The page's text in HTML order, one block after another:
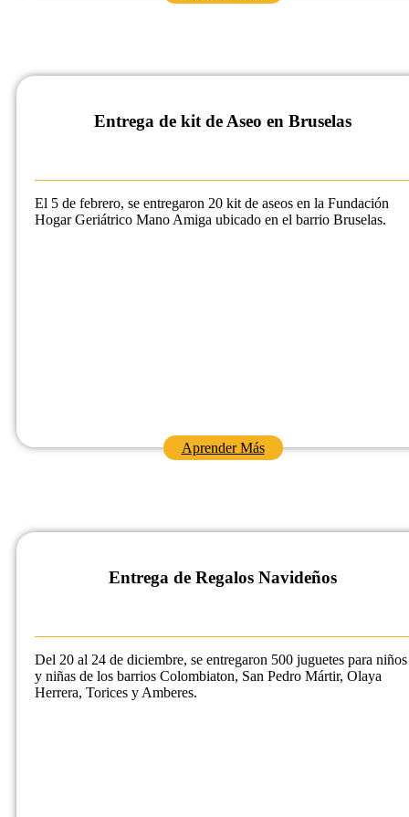
Entrega de kit de Aseo en Bruselas
El 5 de febrero, se entregaron 20 kit de aseos en la Fundación
Hogar Geriátrico Mano Amiga ubicado en el barrio Bruselas.
Aprender Más
Entrega de Regalos Navideños
Del 20 al 24 de diciembre, se entregaron 500 juguetes para niños
y niñas de los barrios Colombiaton, San Pedro Mártir, Olaya
Herrera, Torices y Amberes.